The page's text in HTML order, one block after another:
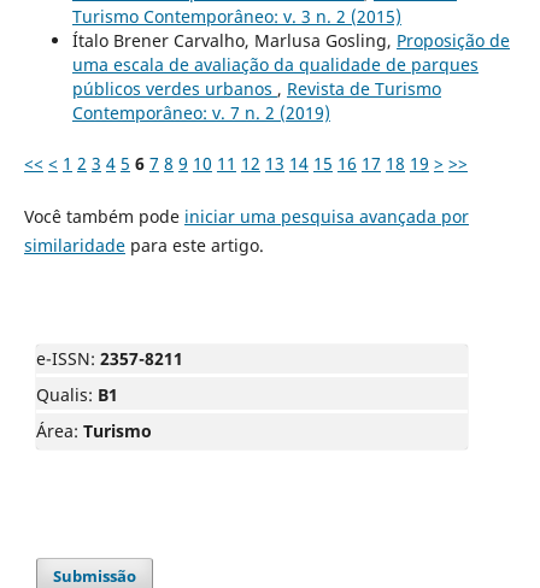
Turismo Contemporâneo: v. 3 n. 2 (2015)
Ítalo Brener Carvalho, Marlusa Gosling, Proposição de
uma escala de avaliação da qualidade de parques
públicos verdes urbanos , Revista de Turismo
Contemporâneo: v. 7 n. 2 (2019)
<< < 1 2 3 4 5 6 7 8 9 10 11 12 13 14 15 16 17 18 19 > >>
Você também pode iniciar uma pesquisa avançada por
similaridadepara este artigo.
e-ISSN: 2357-8211
Qualis: B1
Área: Turismo
Submissão